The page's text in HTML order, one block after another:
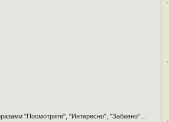
"Посмотрите", "Интересно", "Забавно"…